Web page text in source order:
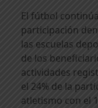
El fútbol
participación
las escuelas
de los
actividades
el 24% de la
atletismo con el